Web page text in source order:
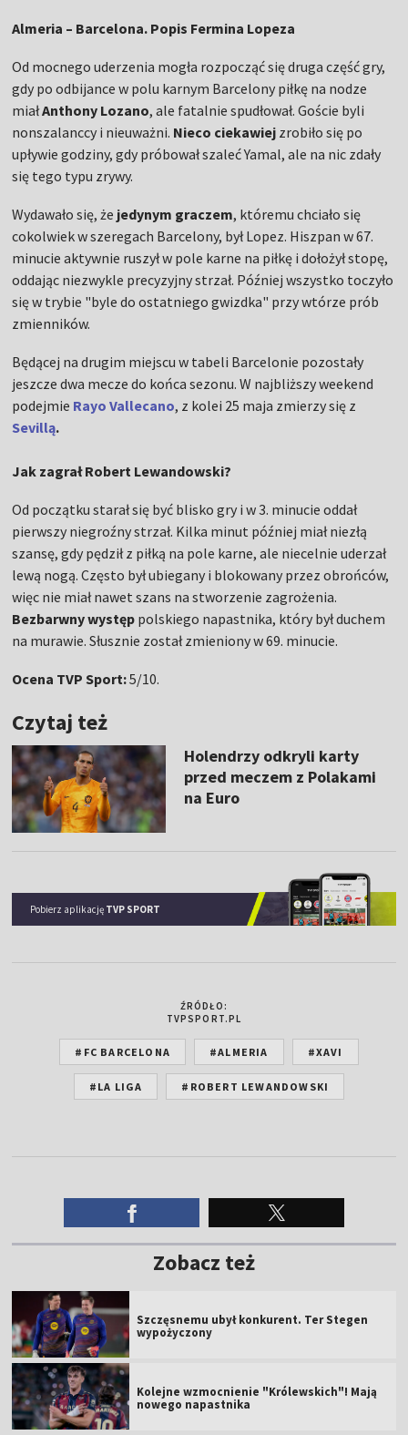
Almeria – Barcelona. Popis Fermina Lopeza
Od mocnego uderzenia mogła rozpocząć się druga część gry,
gdy po odbijance w polu karnym Barcelony piłkę na nodze
miałAnthony Lozano, ale fatalnie spudłował. Goście byli
nonszalanccy i nieuważni. Nieco ciekawiej zrobiło się po
upływie godziny, gdy próbował szaleć Yamal, ale na nic zdały
się tego typu zrywy.
Wydawało się, że jedynym graczem, któremu chciało się
cokolwiek w szeregach Barcelony, był Lopez. Hiszpan w 67.
minucie aktywnie ruszył w pole karne na piłkę i dołożył stopę,
oddając niezwykle precyzyjny strzał. Później wszystko toczyło
się w trybie "byle do ostatniego gwizdka" przy wtórze prób
zmienników.
Będącej na drugim miejscu w tabeli Barcelonie pozostały
jeszcze dwa mecze do końca sezonu. W najbliższy weekend
podejmie Rayo Vallecano, z kolei 25 maja zmierzy się z
Sevillą.
Jak zagrał Robert Lewandowski?
Od początku starał się być blisko gry i w 3. minucie oddał
pierwszy niegroźny strzał. Kilka minut później miał niezłą
szansę, gdy pędził z piłką na pole karne, ale niecelnie uderzał
lewą nogą. Często był ubiegany i blokowany przez obrońców,
więc nie miał nawet szans na stworzenie zagrożenia.
Bezbarwny występ polskiego napastnika, który był duchem
na murawie. Słusznie został zmieniony w 69. minucie.
Ocena TVP Sport:5/10.
Czytaj też
Holendrzy odkryli karty
przed meczem z Polakami
na Euro
Pobierz aplikację TVP SPORT
ŹRÓDŁO:
TVPSPORT.PL
#FC BARCELONA #ALMERIA #XAVI
#LA LIGA #ROBERT LEWANDOWSKI
Zobacz też
Szczęsnemu ubył konkurent. Ter Stegen
wypożyczony
Kolejne wzmocnienie "Królewskich"! Mają
nowego napastnika